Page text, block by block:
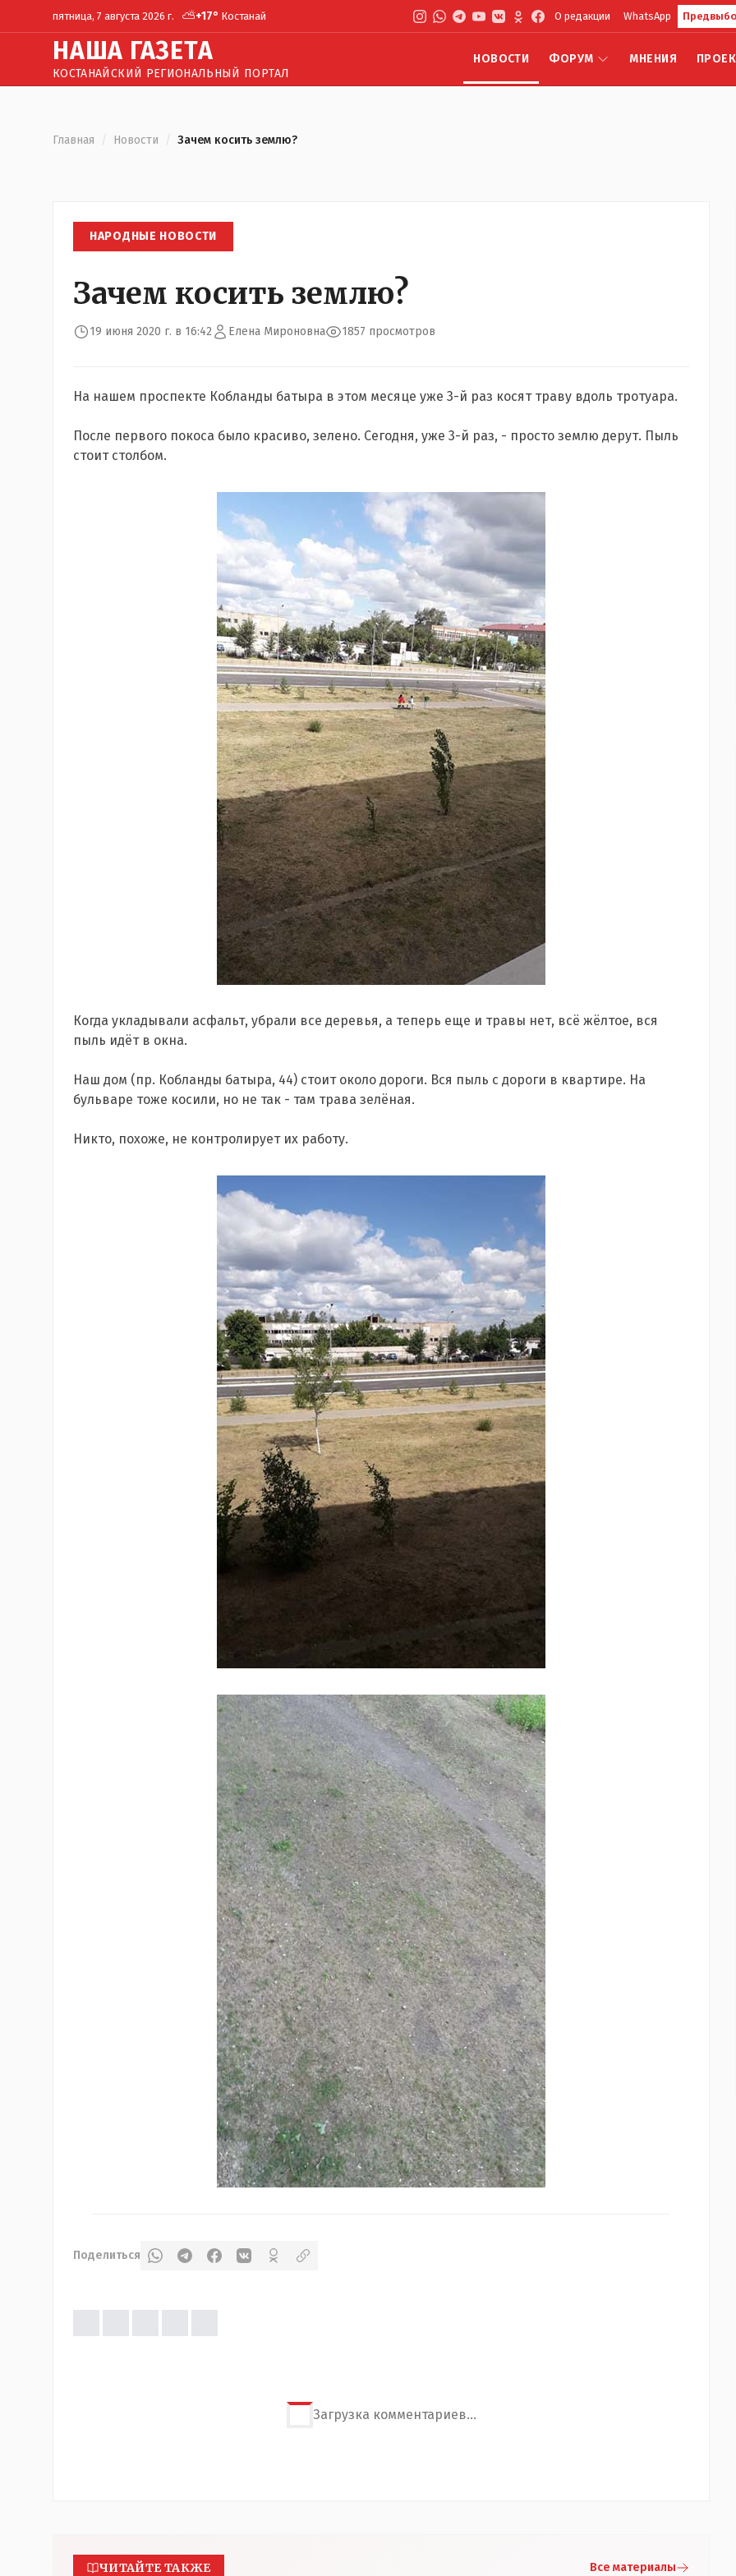
пятница, 7 августа 2026 г. ⛅+17° Костанай О редакции WhatsApp
НАША ГАЗЕТА
КОСТАНАЙСКИЙ РЕГИОНАЛЬНЫЙ ПОРТАЛ
НОВОСТИ ФОРУМ МНЕНИЯ
Главная / Новости / Зачем косить землю?
НАРОДНЫЕ НОВОСТИ
Зачем косить землю?
19 июня 2020 г. в 16:42 Елена Мироновна 1857 просмотров
На нашем проспекте Кобланды батыра в этом месяце уже 3-й раз косят траву вдоль тротуара.
После первого покоса было красиво, зелено. Сегодня, уже 3-й раз, - просто землю дерут. Пыль
стоит столбом.
Когда укладывали асфальт, убрали все деревья, а теперь еще и травы нет, всё жёлтое, вся
пыль идёт в окна.
Наш дом (пр. Кобланды батыра, 44) стоит около дороги. Вся пыль с дороги в квартире. На
бульваре тоже косили, но не так - там трава зелёная.
Никто, похоже, не контролирует их работу.
Поделиться
Загрузка комментариев...
ЧИТАЙТЕ ТАКЖЕ Все материалы